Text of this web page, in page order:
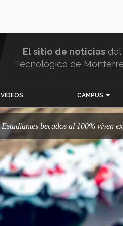
El sitio de noticias del
Tecnológico de
VIDEOS CAMPUS
Estudiantes becados al 100% viven